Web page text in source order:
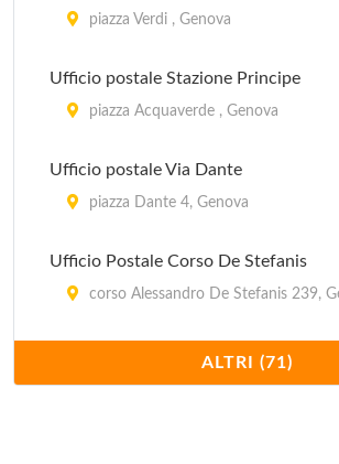
IAT
IAT
piazza Verdi , Genova
Ufficio postale Stazione Principe
piazza Acquaverde , Genova
Ufficio postale Via Dante
piazza Dante 4, Genova
Ufficio Postale Corso De Stefanis
corso Alessandro De Stefanis 239,
Ufficio Postale Corso Europa
corso Europa 1068, Genova
ALTRI (71)